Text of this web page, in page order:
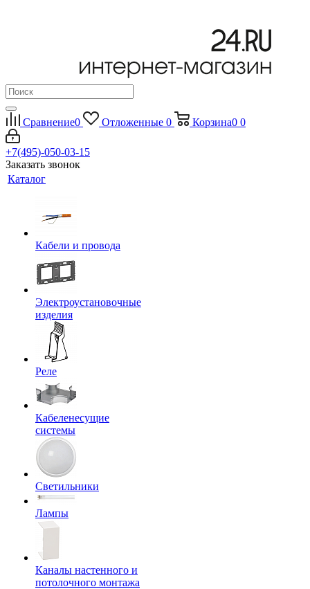
Сравнение0 Отложенные 0 Корзина0 0
+7(495)-050-03-15
Заказать звонок
Каталог
Кабели и провода
Электроустановочные
изделия
Реле
Кабеленесущие
системы
Светильники
Лампы
Каналы настенного и
потолочного монтажа